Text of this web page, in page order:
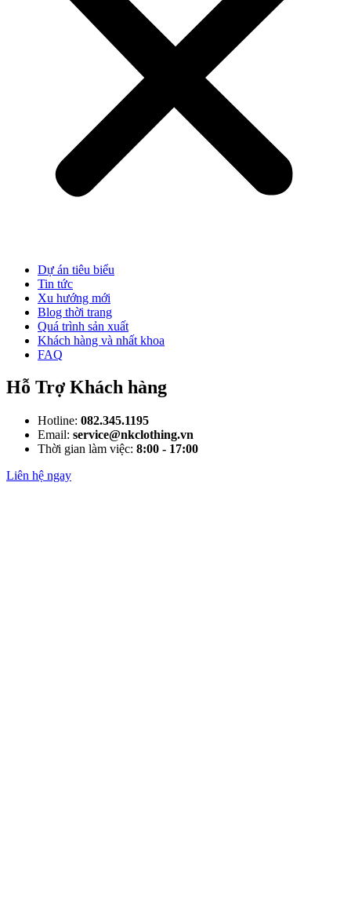
Dự án tiêu biểu
Tin tức
Xu hướng mới
Blog thời trang
Quá trình sản xuất
Khách hàng và nhất khoa
FAQ
Hỗ Trợ Khách hàng
Hotline: 082.345.1195
Email: service@nkclothing.vn
Thời gian làm việc: 8:00 - 17:00
Liên hệ ngay